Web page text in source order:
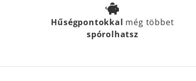
Hűségpontokkal még többet
spórolhatsz